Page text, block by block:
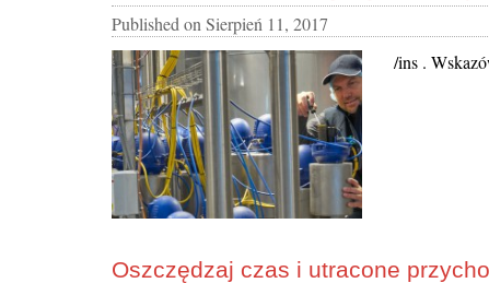
Published onSierpień 11, 2017
/ins .
Oszczędzaj czas i utracone